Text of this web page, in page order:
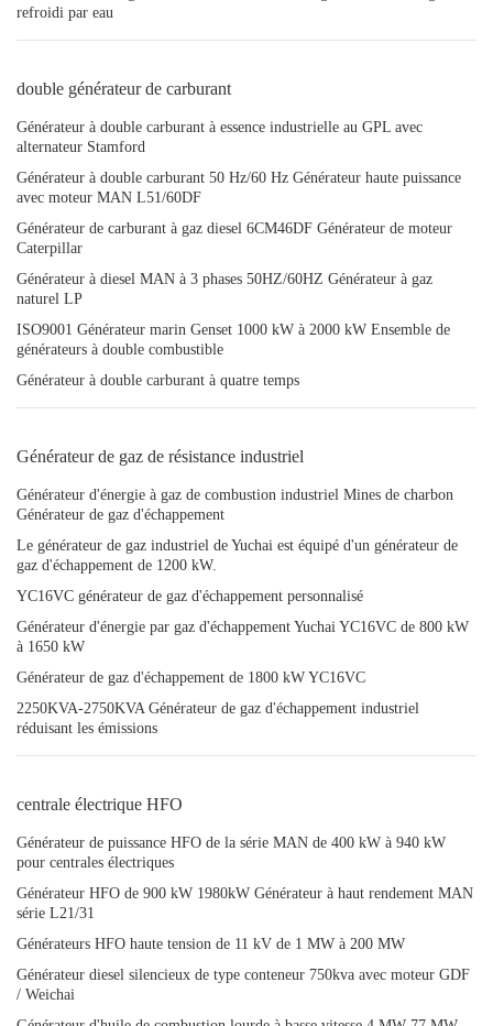
refroidi par eau
double générateur de carburant
Générateur à double carburant à essence industrielle au GPL avec
alternateur Stamford
Générateur à double carburant 50 Hz/60 Hz Générateur haute puissance
avec moteur MAN L51/60DF
Générateur de carburant à gaz diesel 6CM46DF Générateur de moteur
Caterpillar
Générateur à diesel MAN à 3 phases 50HZ/60HZ Générateur à gaz
naturel LP
ISO9001 Générateur marin Genset 1000 kW à 2000 kW Ensemble de
générateurs à double combustible
Générateur à double carburant à quatre temps
Générateur de gaz de résistance industriel
Générateur d'énergie à gaz de combustion industriel Mines de charbon
Générateur de gaz d'échappement
Le générateur de gaz industriel de Yuchai est équipé d'un générateur de
gaz d'échappement de 1200 kW.
YC16VC générateur de gaz d'échappement personnalisé
Générateur d'énergie par gaz d'échappement Yuchai YC16VC de 800 kW
à 1650 kW
Générateur de gaz d'échappement de 1800 kW YC16VC
2250KVA-2750KVA Générateur de gaz d'échappement industriel
réduisant les émissions
centrale électrique HFO
Générateur de puissance HFO de la série MAN de 400 kW à 940 kW
pour centrales électriques
Générateur HFO de 900 kW 1980kW Générateur à haut rendement MAN
série L21/31
Générateurs HFO haute tension de 11 kV de 1 MW à 200 MW
Générateur diesel silencieux de type conteneur 750kva avec moteur GDF
/ Weichai